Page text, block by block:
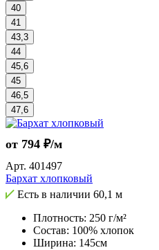
40
41
43,3
44
45,6
45
46,5
47,6
от 794 ₽/м
Арт. 401497
Бархат хлопковый
Есть в наличии 60,1 м
Плотность: 250 г/м²
Состав: 100% хлопок
Ширина: 145см